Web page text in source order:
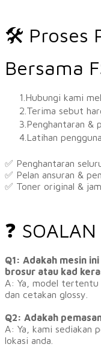
🛠 Proses
Bersama
Hubungi kami
Terima sebut
Penghantaran &
Latihan
​✅ Penghantaran
✅ Pelan ansuran &
✅ Toner original &
❓
Q1: Adakah mesin
brosur atau kad
A: Ya, model tertentu
dan cetakan glossy.
Q2: Adakah
A: Ya, kami sediakan
lokasi anda.